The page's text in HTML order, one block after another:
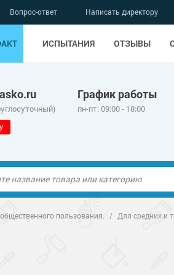
Вопрос-ответ Написать директору
ИСПЫТАНИЯ ОТЗЫВЫ
График работы
пн-пт: 09:00 - 18:00
полы пользования. / Для средних и